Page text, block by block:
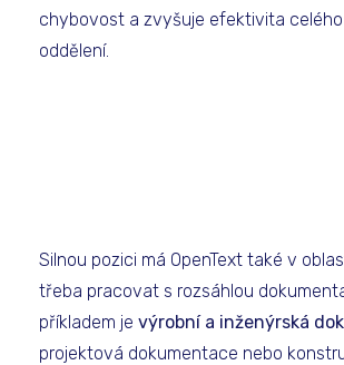
chybovost a zvyšuje efektivita
oddělení.
Silnou pozici má OpenText také v
třeba pracovat s rozsáhlou
příkladem je výrobní a inženýrská
projektová dokumentace nebo